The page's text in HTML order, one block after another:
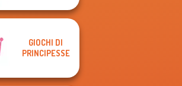
GIOCHI DI
PRINCIPESSE